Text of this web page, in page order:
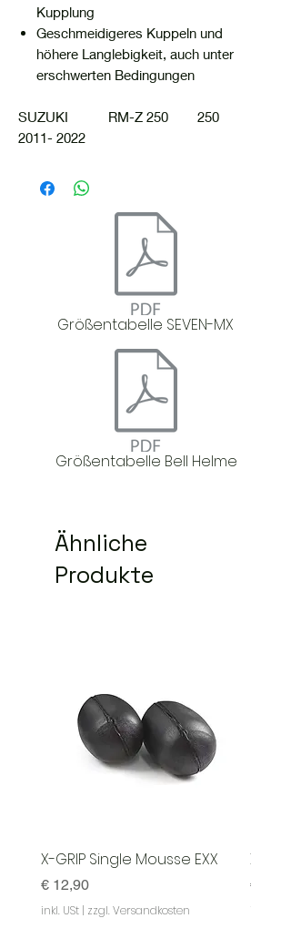
Kupplung
Geschmeidigeres Kuppeln und
höhere Langlebigkeit, auch unter
erschwerten Bedingungen
SUZUKI RM-Z 250 250
2011- 2022
Größentabelle SEVEN-MX
Größentabelle Bell Helme
Ähnliche
Produkte
X-GRIP Single Mousse EXX
Preis
€ 12,90
inkl. USt | zzgl. Versandkosten
X-
Preis
€